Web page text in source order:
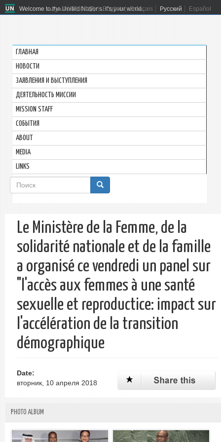
Welcome to the United Nations. It's your world.
العربية 简体中文 English Français Русский Español
ГЛАВНАЯ
HОВОСТИ
ЗАЯВЛЕНИЯ И ВЫСТУПЛЕНИЯ
ДЕЯТЕЛЬНОСТЬ МИССИИ
MISSION STAFF
СОБЫТИЯ
ABOUT
MEDIA
LINKS
Форма
поиска
Поиск
Le Ministère de la Femme, de la
solidarité nationale et de la famille
a organisé ce vendredi un panel sur
"l'accès aux femmes à une santé
sexuelle et reproductice: impact sur
l'accélération de la transition
démographique
Date:
вторник, 10 апреля 2018
PHOTO ALBUM